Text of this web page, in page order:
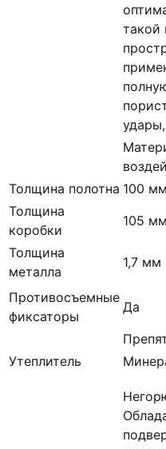
такой
Толщина полотна 100 мм
Толщина
коробки
105 мм
Толщина
металла
1,7 мм
Противосъемные
фиксаторы
Да
Утеплитель